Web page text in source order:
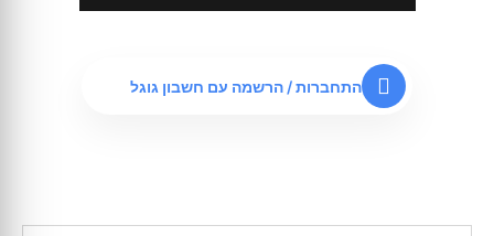
התחברות / הרשמה עם חשבון גוגל